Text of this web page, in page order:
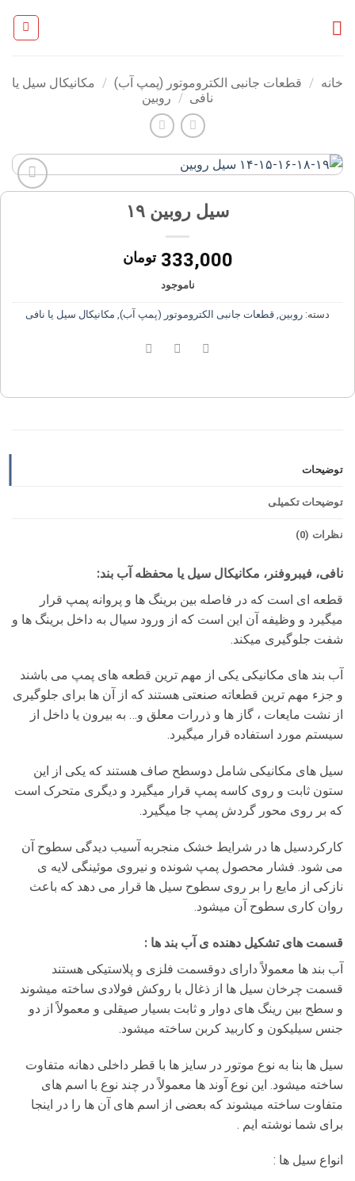
خانه / قطعات جانبی الکتروموتور (پمپ آب) / مکانیکال سیل یا
نافی / روبین
سیل روبین ۱۹
333,000 تومان
ناموجود
دسته: روبین قطعات جانبی الکتروموتور (پمپ آب) مکانیکال سیل یا نافی
توضیحات
توضیحات تکمیلی
نظرات (0)
نافی، فیبروفنر، مکانیکال سیل یا محفظه آب بند:
قطعه ای است که در فاصله بین برینگ ها و پروانه پمپ قرار
میگیرد و وظیفه آن این است که از ورود سیال به داخل برینگ ها و
شفت جلوگیری میکند.
آب بند های مکانیکی یکی از مهم ترین قطعه های پمپ می باشند
و جزء مهم ترین قطعاته صنعتی هستند که از آن ها برای جلوگیری
از نشت مایعات ، گاز ها و ذررات معلق و… به بیرون یا داخل از
سیستم مورد استفاده قرار میگیرد.
سیل های مکانیکی شامل دوسطح صاف هستند که یکی از این
ستون ثابت و روی کاسه پمپ قرار میگیرد و دیگری متحرک است
که بر روی محور گردش پمپ جا میگیرد.
کارکردسیل ها در شرایط خشک منجربه آسیب دیدگی سطوح آن
می شود. فشار محصول پمپ شونده و نیروی موئینگی لایه ی
نازکی از مایع را بر روی سطوح سیل ها قرار می دهد که باعث
روان کاری سطوح آن میشود.
قسمت های تشکیل دهنده ی آب بند ها :
آب بند ها معمولاً دارای دوقسمت فلزی و پلاستیکی هستند
قسمت چرخان سیل ها از ذغال با روکش فولادی ساخته میشوند
و سطح بین رینگ های دوار و ثابت بسیار صیقلی و معمولاً از دو
جنس سیلیکون و کاربید کربن ساخته میشود.
سیل ها بنا به نوع موتور در سایز ها با قطر داخلی دهانه متفاوت
ساخته میشود. این نوع آوند ها معمولاً در چند نوع با اسم های
متفاوت ساخته میشوند که بعضی از اسم های آن ها را در اینجا
برای شما نوشته ایم .
انواع سیل ها :